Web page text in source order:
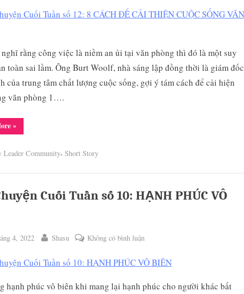
Chuyện
số
12:
rằng công việc là niềm an ủi tại văn phòng thì đó là một suy
toàn sai lầm. Ông Burt Woolf, nhà sáng lập đồng thời là giám đốc
của trung tâm chất lượng cuộc sống, gợi ý tám cách để cải hiện
văn phòng 1….
“Câu
Chuyện
số
CÁCH
THIỆN
CUỘC
»
Leader Community, Short Story
Cuối Tuần số 10: HẠNH PHÚC VÔ
4, 2022 By
Shasu Không có bình luận
Chuyện
Tuần
hạnh phúc vô biên khi mang lại hạnh phúc cho người khác bất